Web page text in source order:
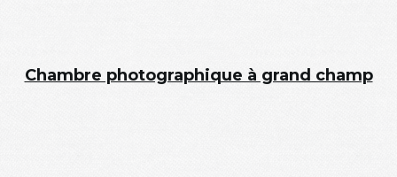
Chambre photographique à grand champ